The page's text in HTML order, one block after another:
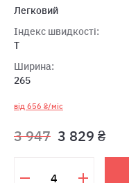
Легковий
Індекс швидкості:
T
Ширина:
265
від 656 ₴/міс
3 947 3 829 ₴